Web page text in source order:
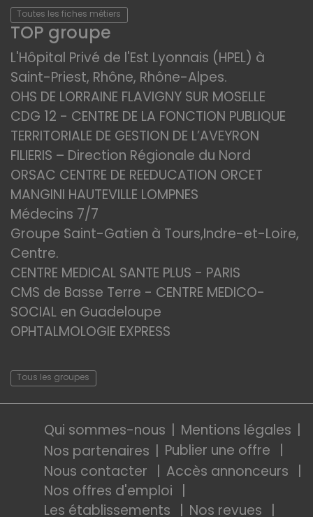
Toutes les fiches métiers
TOP groupe
L'Hôpital Privé de l'Est Lyonnais (HPEL) à
Saint-Priest, Rhône, Rhône-Alpes.
OHS DE LORRAINE FLAVIGNY SUR MOSELLE
CDG 12 - CENTRE DE LA FONCTION PUBLIQUE
TERRITORIALE DE GESTION DE L’AVEYRON
FILIERIS – Direction Régionale du Nord
ORSAC CENTRE DE REEDUCATION ORCET
MANGINI HAUTEVILLE LOMPNES
Médecins 7/7
Groupe Saint-Gatien à Tours,Indre-et-Loire,
Centre.
CENTRE MEDICAL SANTE PLUS - PARIS
CMS de Basse Terre - CENTRE MEDICO-
SOCIAL en Guadeloupe
OPHTALMOLOGIE EXPRESS
Tous les groupes
Qui sommes-nous
Mentions légales
Nos partenaires
Publier une offre
Nous contacter
Accès annonceurs
Nos offres d'emploi
Les établissements
Nos revues